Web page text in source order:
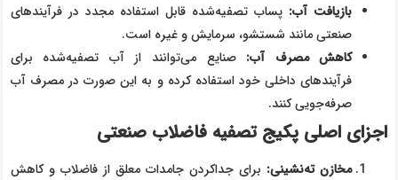
بازیافت آب: پساب تصفیه‌شده قابل استفاده مجدد در فرآیندهای
صنعتی مانند شستشو، سرمایش و غیره است.
کاهش مصرف آب: صنایع می‌توانند از آب تصفیه‌شده برای
فرآیندهای داخلی خود استفاده کرده و به این صورت در مصرف آب
صرفه‌جویی کنند.
اجزای اصلی پکیج تصفیه فاضلاب صنعتی
مخازن ته‌نشینی: برای جداکردن جامدات معلق از فاضلاب و کاهش